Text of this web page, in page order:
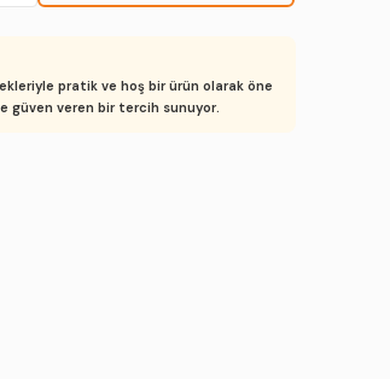
pratik ve hoş bir ürün olarak öne
güven veren bir tercih sunuyor.